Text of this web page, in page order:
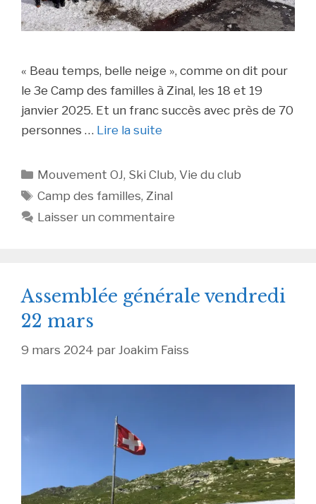
« Beau temps, belle neige », comme on dit pour
le 3e Camp des familles à Zinal, les 18 et 19
janvier 2025. Et un franc succès avec près de 70
personnes … Lire la suite
Catégories
Mouvement OJ, Ski Club, Vie du club
Étiquettes
Camp des familles, Zinal
Laisser un commentaire
Assemblée générale vendredi
22 mars
9 mars 2024 par Joakim Faiss